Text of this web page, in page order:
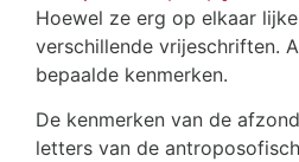
Hoewel ze erg op elkaar
verschillende vrijeschriften.
bepaalde kenmerken.
De kenmerken van de
letters van de